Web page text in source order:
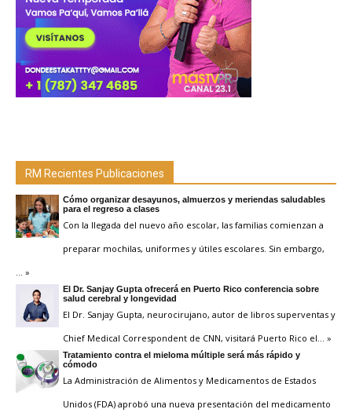
RM Recientes Publicaciones
Cómo organizar desayunos, almuerzos y meriendas saludables
para el regreso a clases
Con la llegada del nuevo año escolar, las familias comienzan a
preparar mochilas, uniformes y útiles escolares. Sin embargo,
… »
El Dr. Sanjay Gupta ofrecerá en Puerto Rico conferencia sobre
salud cerebral y longevidad
El Dr. Sanjay Gupta, neurocirujano, autor de libros superventas y
Chief Medical Correspondent de CNN, visitará Puerto Rico el … »
Tratamiento contra el mieloma múltiple será más rápido y
cómodo
La Administración de Alimentos y Medicamentos de Estados
Unidos (FDA) aprobó una nueva presentación del medicamento